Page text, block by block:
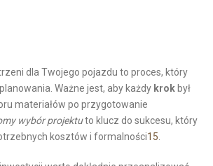
dla Twojego pojazdu to proces, który
Ważne jest, aby każdy krokbył
materiałów po przygotowanie
wybór projektuto klucz do sukcesu, który
kosztów i formalności15.